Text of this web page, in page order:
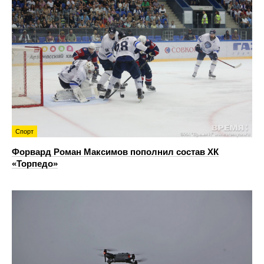
Спорт
Форвард Роман Максимов пополнил состав ХК
«Торпедо»